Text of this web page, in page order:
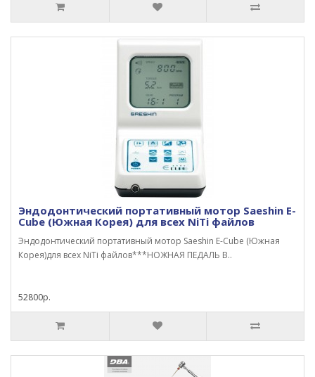
Эндодонтический портативный мотор Saeshin E-
Cube (Южная Корея) для всех NiTi файлов
Эндодонтический портативный мотор Saeshin E-Cube (Южная
Корея)для всех NiTi файлов***НОЖНАЯ ПЕДАЛЬ В..
52800р.